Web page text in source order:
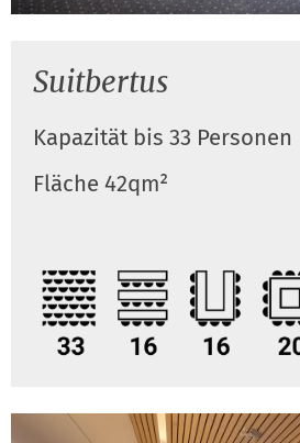
Suitbertus
Kapazität bis 33 Personen
Fläche 42qm²